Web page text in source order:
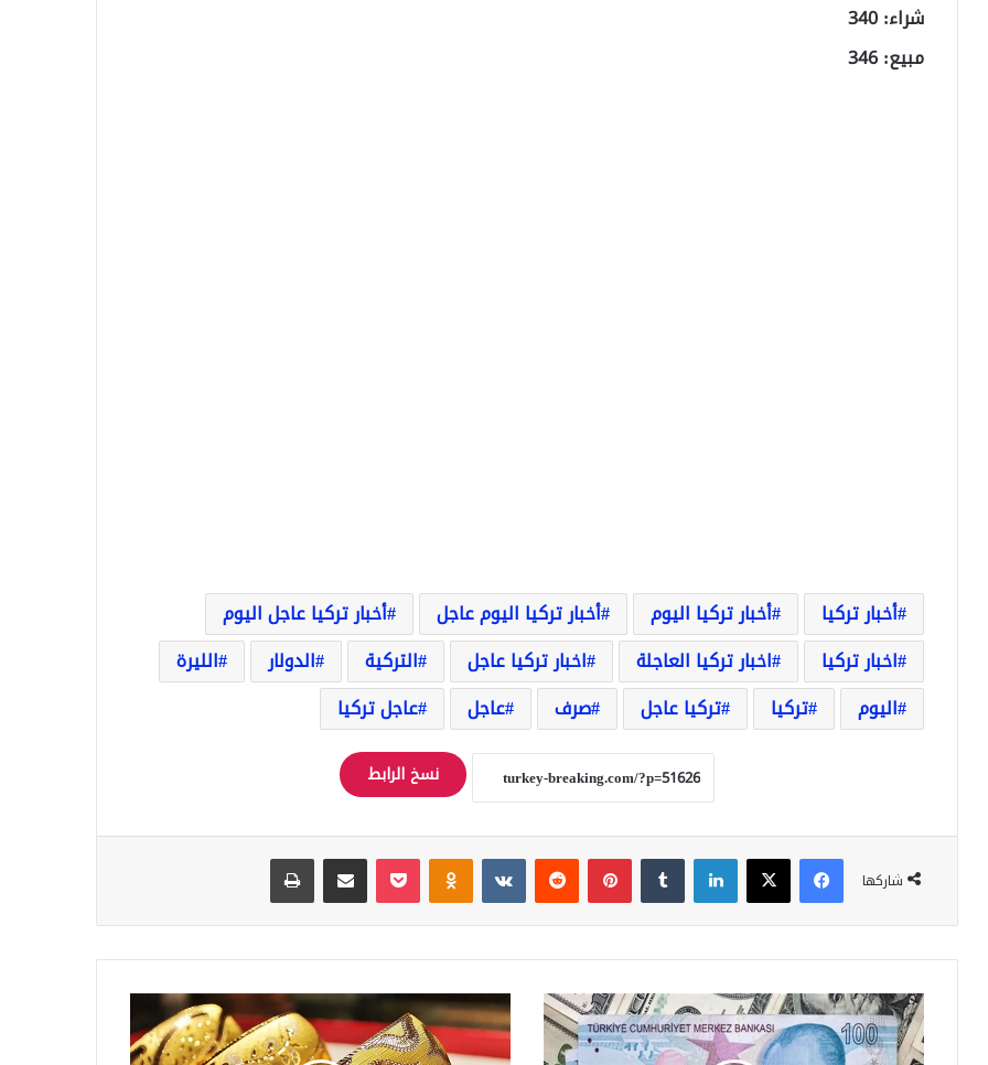
شراء: 340
مبيع: 346
أخبار تركيا أخبار تركيا اليوم أخبار تركيا اليوم عاجل
أخبار تركيا عاجل اليوم
اخبار تركيا
اخبار تركيا العاجلة اخبار تركيا عاجل التركية الدولار
الليرة
اليوم
تركيا تركيا عاجل صرف عاجل عاجل تركيا
نسخ الرابط
شاركها
فيسبوك‫X لينكدإن بينتيريست Odnoklassniki
‫Pocket مشاركة عبر البريد طباعة
ارتفاع
طفيف
للّيرة
ارتفاع
سعر
غرام